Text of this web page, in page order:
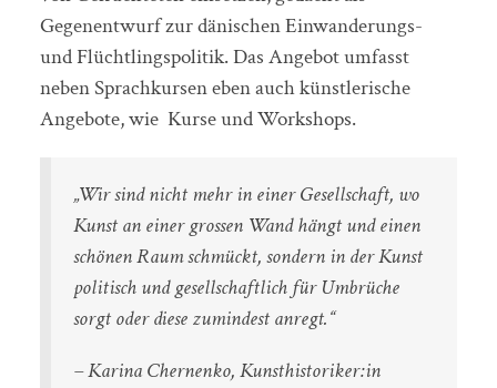
Gegenentwurf zur dänischen Einwanderungs-
und Flüchtlingspolitik. Das Angebot umfasst
neben Sprachkursen eben auch künstlerische
Angebote, wie Kurse und Workshops.
„Wir sind nicht mehr in einer Gesellschaft, wo
Kunst an einer grossen Wand hängt und einen
schönen Raum schmückt, sondern in der Kunst
politisch und gesellschaftlich für Umbrüche
sorgt oder diese zumindest anregt.“
– Karina Chernenko, Kunsthistoriker:in